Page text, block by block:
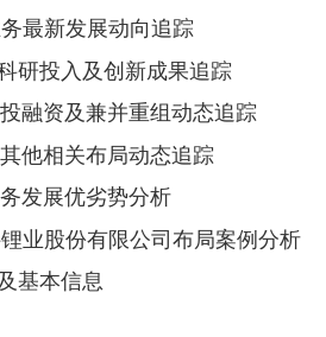
最新发展动向追踪
研投入及创新成果追踪
融资及兼并重组动态追踪
他相关布局动态追踪
发展优劣势分析
业股份有限公司布局案例分析
基本信息